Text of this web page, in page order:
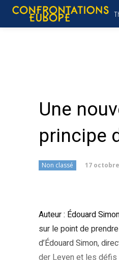
Une
principe
Non classé 17
Auteur : Édouard
sur le point de
d’Édouard Simon,
der Leyen et les défis